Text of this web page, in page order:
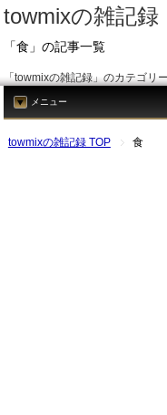
towmixの雑記録
「食」の記事一覧
「towmixの雑記録」のカテゴリ
メニュー
towmixの雑記録 TOP 食